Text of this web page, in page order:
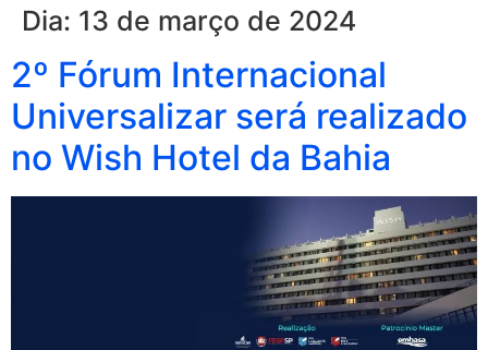
Dia: 13 de março de 2024
2º Fórum Internacional
Universalizar será realizado
no Wish Hotel da Bahia